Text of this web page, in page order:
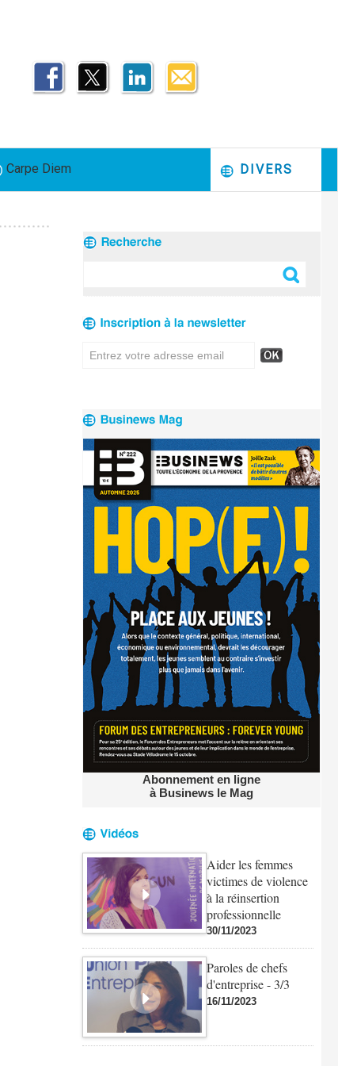
Carpe Diem DIVERS
Abonnement en ligne
à Businews le Mag
Aider les femmes
victimes de violence
à la réinsertion
professionnelle
30/11/2023
Paroles de chefs
d'entreprise - 3/3
16/11/2023